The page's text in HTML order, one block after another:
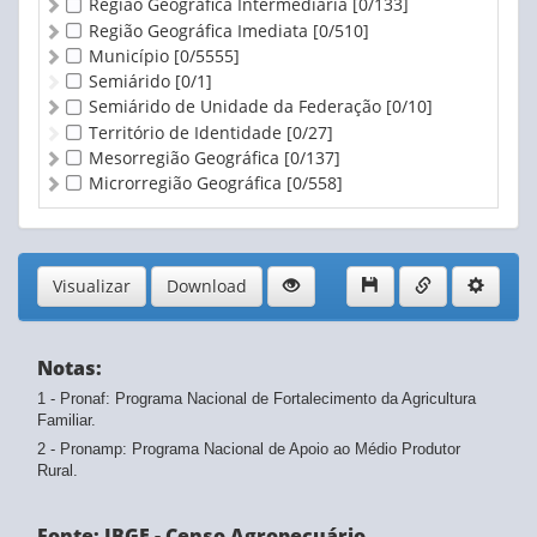
Região Geográfica Imediata [0/510]
Município [0/5555]
Semiárido [0/1]
Semiárido de Unidade da Federação [0/10]
Território de Identidade [0/27]
Mesorregião Geográfica [0/137]
Microrregião Geográfica [0/558]
Visualizar Download
Notas:
1 - Pronaf: Programa Nacional de Fortalecimento da Agricultura
Familiar.
2 - Pronamp: Programa Nacional de Apoio ao Médio Produtor
Rural.